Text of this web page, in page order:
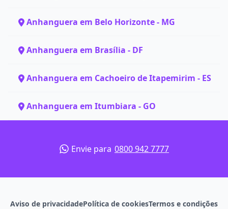
Anhanguera em Belo Horizonte - MG
Anhanguera em Brasília - DF
Anhanguera em Cachoeiro de Itapemirim - ES
Anhanguera em Itumbiara - GO
Envie para 0800 942 7777
Aviso de privacidadePolítica de cookiesTermos e condições